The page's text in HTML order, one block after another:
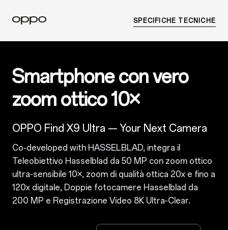
SPECIFICHE TECNICHE
Smartphone con vero
zoom ottico 10×
OPPO Find X9 Ultra —Your Next Camera
Co-developed with HASSELBLAD, integra il
Teleobiettivo Hasselblad da 50 MP con zoom ottico
ultra‑sensibile 10×, zoom di qualità ottica 20x e fino a
120x digitale, Doppie fotocamere Hasselblad da
200 MP e Registrazione Video 8K Ultra‑Clear.